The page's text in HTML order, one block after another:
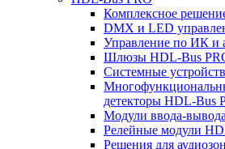
Комплексное
DMX и LED
Управление по ИК и
Шлюзы HDL-Bus
Системные
детекторы HDL-Bus
Модули ввода-вывода
Релейные модули
Решения для